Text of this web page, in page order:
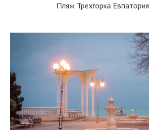
Пляж Трехгорка Евпатория